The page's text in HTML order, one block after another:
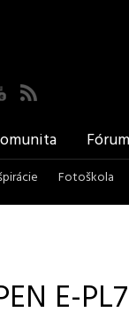
YouTube
Fotoškola
Fórum
E-PL7